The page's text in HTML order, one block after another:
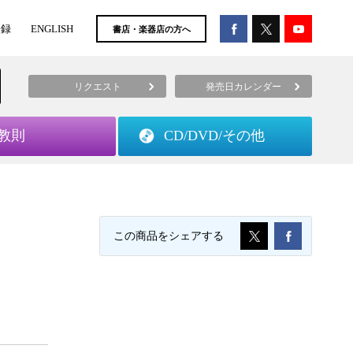
ENGLISH 書店・楽器店の方へ
リクエスト 発売日カレンダー
則 CD/DVD/その他
この商品をシェアする